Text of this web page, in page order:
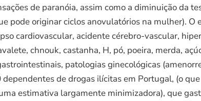
de paranóia, assim como a diminuição da
pode originar ciclos anovulatórios na mulher).
cardiovascular, acidente cérebro-vascular,
chnouk, castanha, H, pó, poeira, merda,
patologias ginecológicas
de drogas ilícitas em Portugal, (o
estimativa largamente minimizadora), que